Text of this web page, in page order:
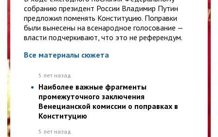
собранию президент России Владимир Путин
предложил поменять Конституцию. Поправки
были вынесены на всенародное голосование —
власти подчеркивают, что это не референдум.
Все материалы сюжета
5 лет назад
Наиболее важные фрагменты
промежуточного заключения
Венецианской комиссии о поправках в
Конституцию
5 лет назад